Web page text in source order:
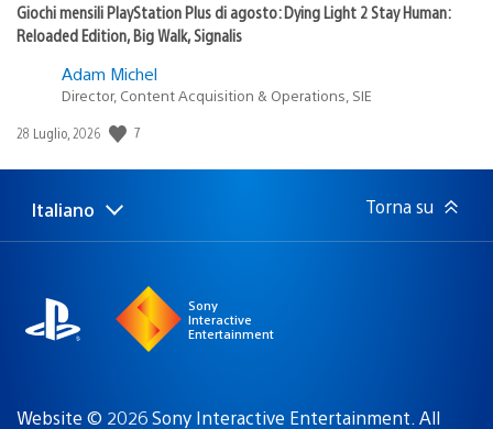
Giochi mensili PlayStation Plus di agosto: Dying Light 2 Stay Human:
Reloaded Edition, Big Walk, Signalis
Adam Michel
Director, Content Acquisition & Operations, SIE
Data
pubblicazione:
28 Luglio, 2026 7
Seleziona
Regione
Italiano Torna su
Sony
Interactive
Entertainment
Website © 2026 Sony Interactive Entertainment. All